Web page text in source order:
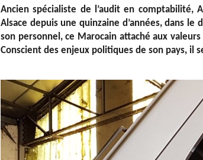
Ancien spécialiste de l’audit en comptabilité,
Alsace depuis une quinzaine d’années, dans
son personnel, ce Marocain attaché aux
Conscient des enjeux politiques de son pays,